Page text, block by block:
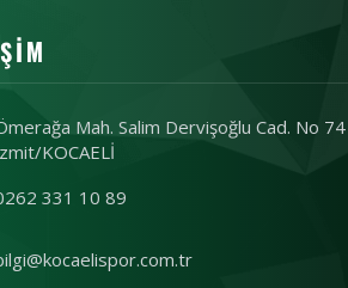
Mah. Salim Dervişoğlu Cad. No 74
KOCAELİ
331 10 89